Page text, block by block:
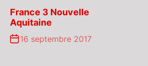
France 3 Nouvelle
Aquitaine
16 septembre 2017